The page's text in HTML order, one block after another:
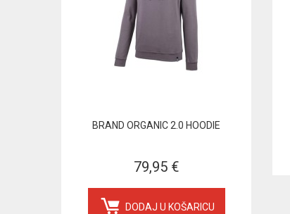
BRAND ORGANIC 2.0 HOODIE
79,95 €
DODAJ U KOŠARICU